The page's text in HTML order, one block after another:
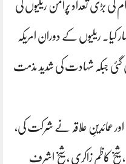
کی بڑی تعداد پُرامن ریلیوں کی
کیا۔ ریلیوں کے دوران امریکہ
جبکہ شہادت کی شدید مذمت
اور عمائدینِ علاقہ نے شرکت کی،
شیخ کاظم زاکری ، شیخ اشرف